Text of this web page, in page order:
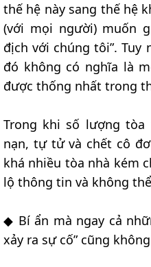
thế hệ này sang thế hệ
(với mọi người) muốn
địch với chúng tôi”. Tuy
đó không có nghĩa là
được thống nhất trong
Trong khi số lượng
nạn, tự tử và chết cô
khá nhiều tòa nhà kém
lộ thông tin và không
◆ Bí ẩn mà ngay cả
xảy ra sự cố” cũng